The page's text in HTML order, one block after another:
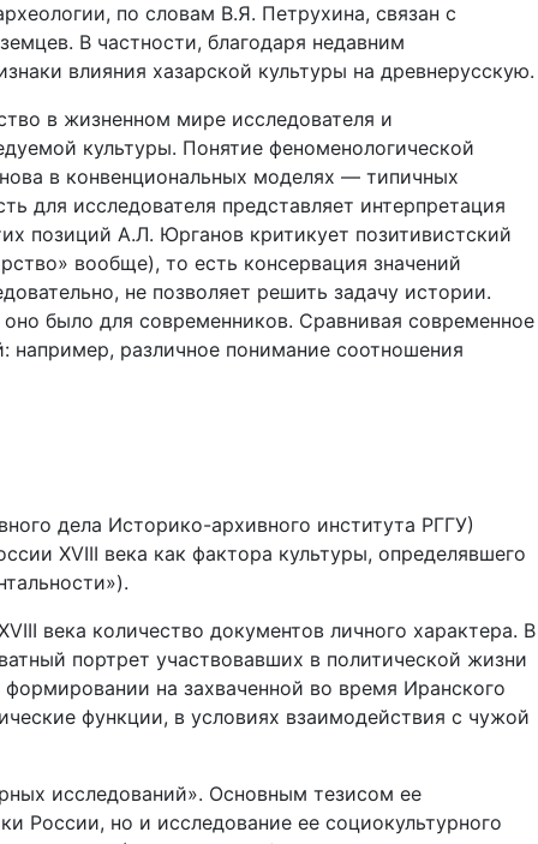
по словам В.Я. Петрухина, связан с
В частности, благодаря недавним
влияния хазарской культуры на древнерусскую.
в жизненном мире исследователя и
культуры. Понятие феноменологической
в конвенциональных моделях — типичных
для исследователя представляет интерпретация
позиций А.Л. Юрганов критикует позитивистский
вообще), то есть консервация значений
не позволяет решить задачу истории.
было для современников. Сравнивая современное
различное понимание соотношения
дела Историко-архивного института РГГУ)
XVIII века как фактора культуры, определявшего
века количество документов личного характера. В
портрет участвовавших в политической жизни
на захваченной во время Иранского
функции, в условиях взаимодействия с чужой
исследований». Основным тезисом ее
России, но и исследование ее социокультурного